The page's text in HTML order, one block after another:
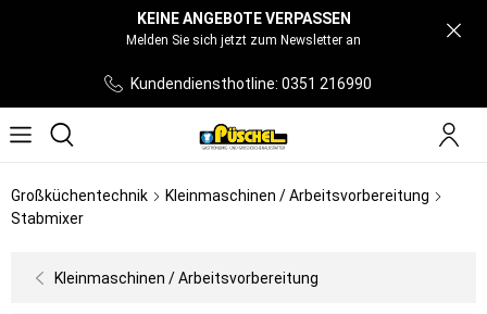
KEINE ANGEBOTE VERPASSEN
Melden Sie sich jetzt zum Newsletter an
Kundendiensthotline: 0351 216990
Großküchentechnik
Kleinmaschinen / Arbeitsvorbereitung
Stabmixer
Kleinmaschinen / Arbeitsvorbereitung